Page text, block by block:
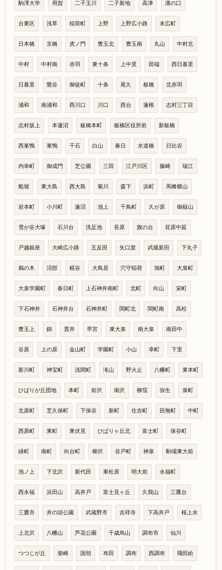
駒澤大学 用賀 二子玉川 二子新地 高津 溝の口
台東区 浅草 稲荷町 上野 上野広小路 末広町
日本橋 京橋 虎ノ門 豊玉北 豊玉南 丸山 中村北
中村 中村南 赤羽 東十条 上中里 田端 西日暮里
日暮里 鶯谷 御徒町 十条 尾久 板橋 北赤羽
浦和 南浦和 西川口 川口 西台 蓮根 志村三丁目
志村坂上 本蓮沼 板橋本町 板橋区役所前 新板橋
西巣鴨 巣鴨 千石 白山 春日 水道橋 日比谷
内幸町 御成門 芝公園 三田 江戸川区 篠崎 瑞江
船堀 東大島 西大島 菊川 森下 浜町 馬喰横山
岩本町 小川町 蓮沼 池上 千鳥町 久が原 御嶽山
雪が谷大塚 石川台 洗足池 長原 旗の台 荏原中延
戸越銀座 大崎広小路 五反田 矢口渡 武蔵新田 下丸子
鵜の木 沼部 糀谷 大鳥居 穴守稲荷 旭町 大泉町
大泉学園町 春日町 上石神井南町 北町 向山 栄町
下石神井 石神井台 石神井町 関町北 関町南 高松
豊玉上 錦 貫井 早宮 東大泉 南大泉 南田中
谷原 上の原 金山町 学園町 小山 幸町 下里
新川町 神宝町 浅間町 滝山 野火止 八幡町 東本町
ひばりが丘団地 本町 前沢 南沢 柳窪 弥生 泉町
北原町 芝久保町 下保谷 新町 住吉町 田無町 中町
西原町 東町 東伏見 ひばりヶ丘北 富士町 保谷町
緑町 南町 向台町 柳沢 谷戸町 神泉 駒場東大前
池ノ上 下北沢 新代田 東松原 明大前 永福町
西永福 浜田山 高井戸 富士見ヶ丘 久我山 三鷹台
三鷹市 井の頭公園 武蔵野市 吉祥寺 下高井戸 桜上水
上北沢 八幡山 芦花公園 千歳烏山 調布市 仙川
つつじが丘 柴崎 国領 布田 調布 西調布 飛田給